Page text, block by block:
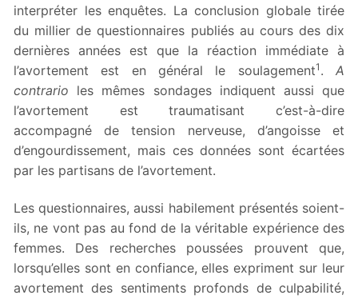
interpréter les enquêtes. La conclusion globale tirée
du millier de questionnaires publiés au cours des dix
dernières années est que la réaction immédiate à
l’avortement est en général le soulagement1 .A
contrario les mêmes sondages indiquent aussi que
l’avortement est traumatisant c’est-à-dire
accompagné de tension nerveuse, d’angoisse et
d’engourdissement, mais ces données sont écartées
par les partisans de l’avortement.
Les questionnaires, aussi habilement présentés soient-
ils, ne vont pas au fond de la véritable expérience des
femmes. Des recherches poussées prouvent que,
lorsqu’elles sont en confiance, elles expriment sur leur
avortement des sentiments profonds de culpabilité,